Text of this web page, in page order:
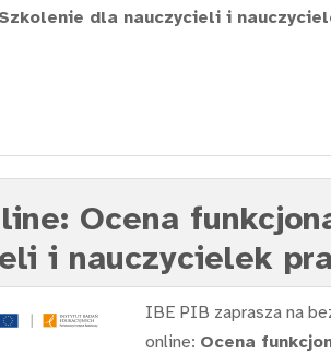
dla nauczycieli i
Ocena
i nauczycielek
IBE PIB zaprasza na
online: Ocena